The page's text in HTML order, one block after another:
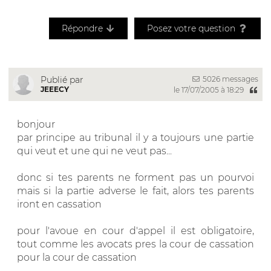
Répondre Posez votre question
Publié par
JEEECY
5026 messages
le 17/07/2005 à 18:29
bonjour
par principe au tribunal il y a toujours une partie
qui veut et une qui ne veut pas...
donc si tes parents ne forment pas un pourvoi
mais si la partie adverse le fait, alors tes parents
iront en cassation
pour l'avoue en cour d'appel il est obligatoire,
tout comme les avocats pres la cour de cassation
pour la cour de cassation